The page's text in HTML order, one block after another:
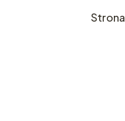
Strona